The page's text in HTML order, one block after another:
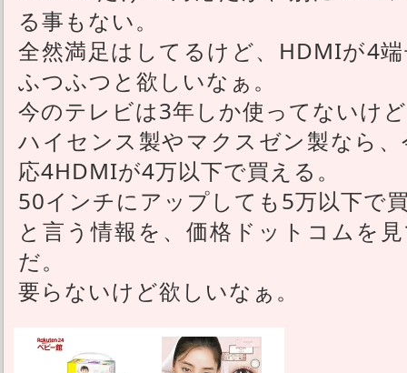
る事もない。
全然満足はしてるけど、HDMIが4
ふつふつと欲しいなぁ。
今のテレビは3年しか使ってないけ
ハイセンス製やマクスゼン製なら
応4HDMIが4万以下で買える。
50インチにアップしても5万以下で
と言う情報を、価格ドットコムを
だ。
要らないけど欲しいなぁ。